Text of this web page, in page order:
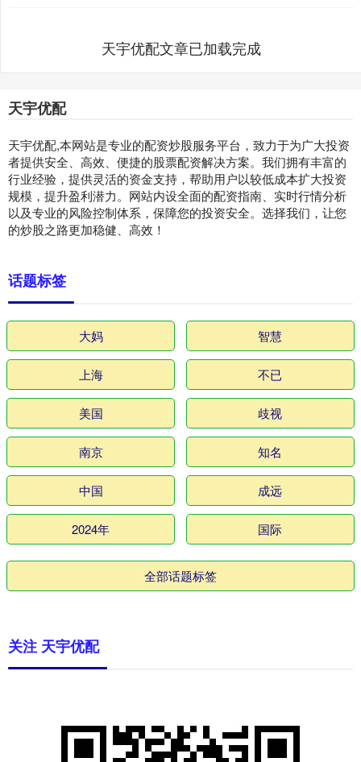
天宇优配文章已加载完成
天宇优配
天宇优配,本网站是专业的配资炒股服务平台，致力于为广大投资
者提供安全、高效、便捷的股票配资解决方案。我们拥有丰富的
行业经验，提供灵活的资金支持，帮助用户以较低成本扩大投资
规模，提升盈利潜力。网站内设全面的配资指南、实时行情分析
以及专业的风险控制体系，保障您的投资安全。选择我们，让您
的炒股之路更加稳健、高效！
话题标签
大妈 智慧
上海 不已
美国 歧视
南京 知名
中国 成远
2024年 国际
全部话题标签
关注 天宇优配